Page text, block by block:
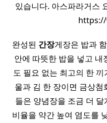
있습니다. 아스파라거스
완성된 간장게장은 밥과
안에 따뜻한 밥을 넣고
도 필요 없는 최고의 한
울과 김 한 장이면 금상첨
들은 양념장을 조금 더 달
비율을 약간 높여 염도를